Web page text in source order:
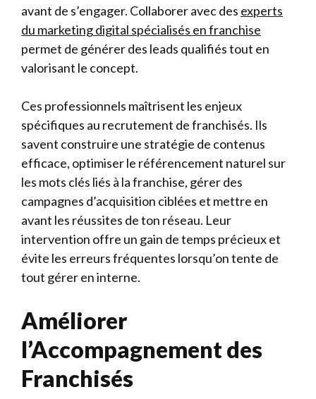
avant de s’engager. Collaborer avec des experts
du marketing digital spécialisés en franchise
permet de générer des leads qualifiés tout en
valorisant le concept.
Ces professionnels maîtrisent les enjeux
spécifiques au recrutement de franchisés. Ils
savent construire une stratégie de contenus
efficace, optimiser le référencement naturel sur
les mots clés liés à la franchise, gérer des
campagnes d’acquisition ciblées et mettre en
avant les réussites de ton réseau. Leur
intervention offre un gain de temps précieux et
évite les erreurs fréquentes lorsqu’on tente de
tout gérer en interne.
Améliorer
l’Accompagnement des
Franchisés